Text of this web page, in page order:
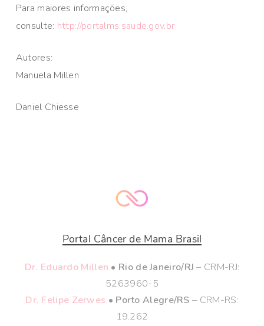
Para maiores informações,
consulte: http://portalms.saude.gov.br
Autores:
Manuela Millen
Daniel Chiesse
Portal Câncer de Mama Brasil
Dr. Eduardo Millen • Rio de Janeiro/RJ – CRM-RJ:
5263960-5
Dr. Felipe Zerwes • Porto Alegre/RS – CRM-RS:
19.262